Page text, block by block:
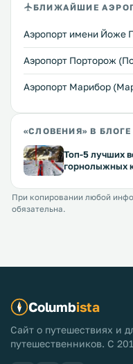
БЛИЖАЙШИЕ
Аэропорт имени Йоже
Аэропорт Порторож
Аэропорт Марибор
«СЛОВЕНИЯ» В БЛОГЕ
Топ-5 лучших
горнолыжных
При копировании любой
обязательна.
Columbista
Сайт о путешествиях и
путешественников. С